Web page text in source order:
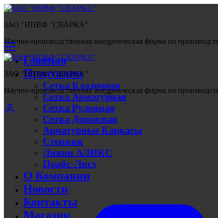
ЗАО "НПВФ "СВАРКА"
Научно-производственная внедренческая фирма по
Главная
Продукция
Сетка Кладочная
Сетка Арматурная
Сетка Рулонная
Сетка Дорожная
Арматурные Каркасы
Стержни
Линии АЛИКС
Прайс-Лист
О Компании
Новости
Контакты
Магазин
ЗАО "НПВФ "СВАРКА"
Научно-производственная внедренческая фирма по